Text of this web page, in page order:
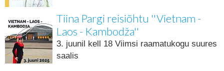
Tiina Pargi reisiõhtu ''Vietnam -
Laos - Kambodža''
3. juunil kell 18 Viimsi raamatukogu suures
saalis